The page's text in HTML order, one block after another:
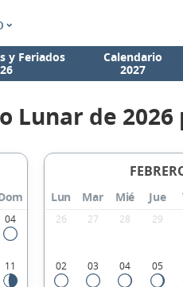
y Feriados
Calendario
2027
Lunar de
04
11
Lun Mar Mié Jue
26 27 28 29
02 03 04 05